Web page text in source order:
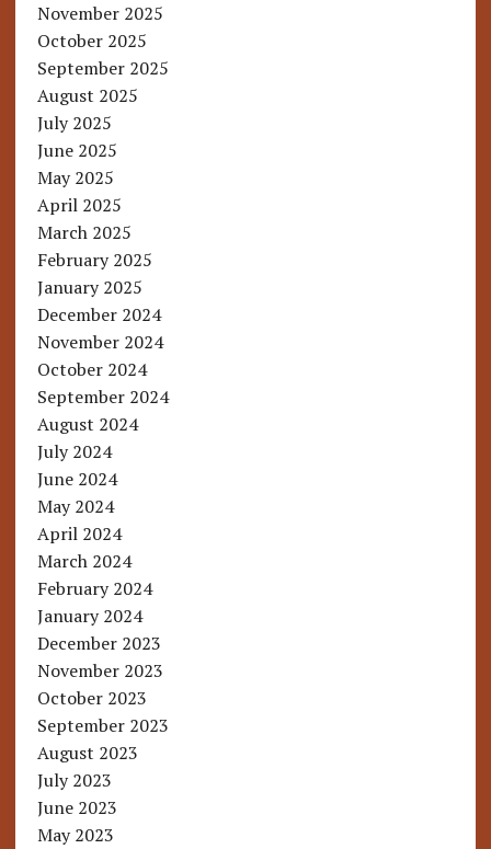
November 2025
October 2025
September 2025
August 2025
July 2025
June 2025
May 2025
April 2025
March 2025
February 2025
January 2025
December 2024
November 2024
October 2024
September 2024
August 2024
July 2024
June 2024
May 2024
April 2024
March 2024
February 2024
January 2024
December 2023
November 2023
October 2023
September 2023
August 2023
July 2023
June 2023
May 2023